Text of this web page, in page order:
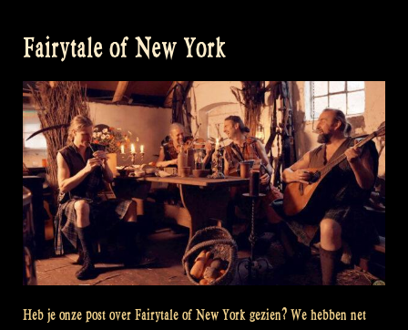
Fairytale of New York
Heb je onze post over Fairytale of New York gezien? We hebben net